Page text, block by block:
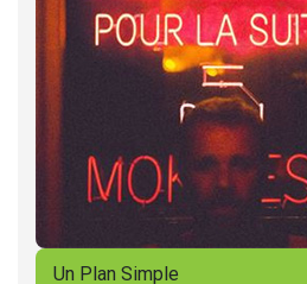
Un Plan Simple